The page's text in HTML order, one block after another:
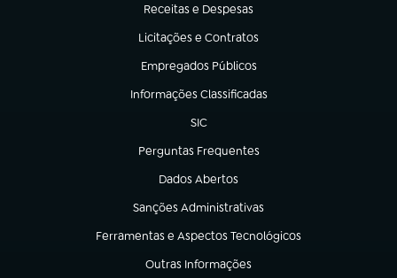
Receitas e Despesas
(abre em nova aba)
Licitações e Contratos
(abre em nova aba)
Empregados Públicos
(abre em nova aba)
Informações Classificadas
(abre em nova aba)
SIC
(abre em nova aba)
Perguntas Frequentes
(abre em nova aba)
Dados Abertos
(abre em nova aba)
Sanções Administrativas
(abre em nova aba)
Ferramentas e Aspectos Tecnológicos
(abre em nova aba)
Outras Informações
(abre em nova aba)